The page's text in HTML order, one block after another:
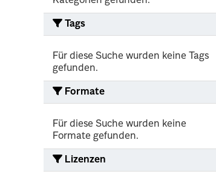
Tags
Für diese Suche wurden keine Tags
gefunden.
Formate
Für diese Suche wurden keine
Formate gefunden.
Lizenzen